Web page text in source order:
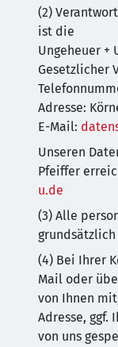
(2)
ist die
Ungeheuer +
Gesetzlicher
Adresse:
E-Mail:
Unseren
Pfeiffer
u.de
(3) Alle
(4) Bei Ihrer
Mail oder
von Ihnen
Adresse, ggf.
von uns